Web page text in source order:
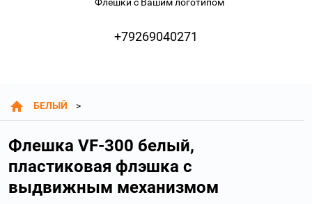
+79269040271
БЕЛЫЙ
Флешка VF-300 белый,
пластиковая флэшка с
выдвижным механизмом